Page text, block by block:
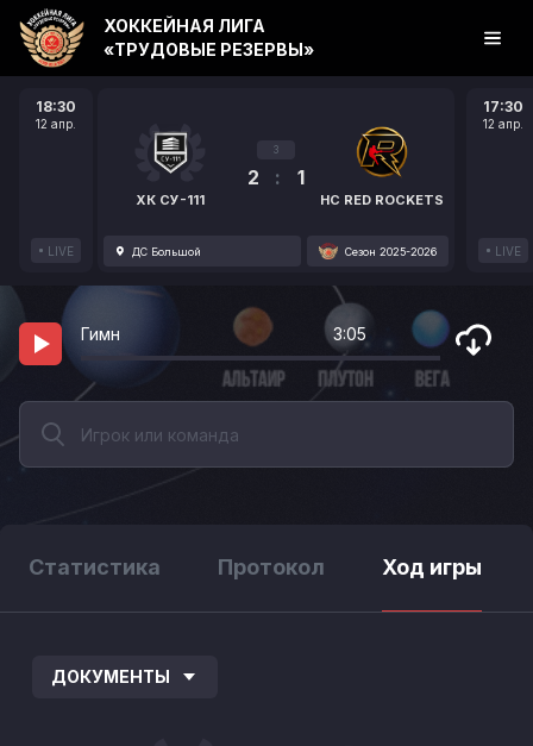
18:30
12 апр.
LIVE
ХК СУ-111
3
2 : 1
HC RED ROCKETS
ДС Большой Сезон 2025-2026
17:30
12 апр.
LIVE
ХОККЕЙНАЯ ЛИГА
«ТРУДОВЫЕ РЕЗЕРВЫ»
Гимн 3:05
Статистика Протокол Ход игры
ДОКУМЕНТЫ